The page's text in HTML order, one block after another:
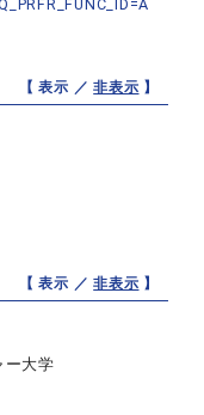
【 表示 ／非表示 】
【 表示 ／非表示 】
ー大学